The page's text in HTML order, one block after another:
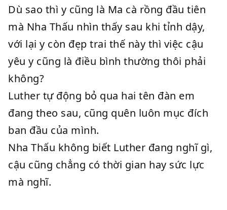
Dù sao thì y cũng là Ma cà rồng đầu tiên
mà Nha Thấu nhìn thấy sau khi tỉnh dậy,
với lại y còn đẹp trai thế này thì việc cậu
yêu y cũng là điều bình thường thôi phải
không?
Luther tự động bỏ qua hai tên đàn em
đang theo sau, cũng quên luôn mục đích
ban đầu của mình.
Nha Thấu không biết Luther đang nghĩ gì,
cậu cũng chẳng có thời gian hay sức lực
mà nghĩ.